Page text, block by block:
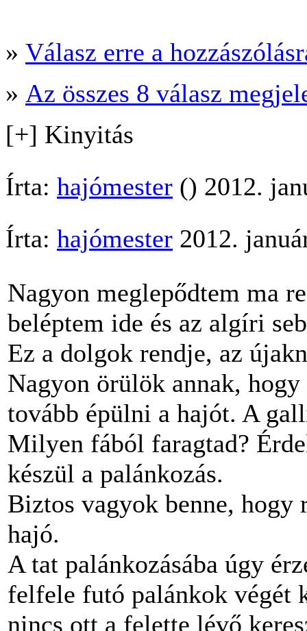
» Válasz erre a
» Az összes 8 válasz
[+] Kinyitás
Írta: hajómester () 2012.
Írta: hajómester 2012.
Nagyon meglepődtem ma
beléptem ide és az algíri
Ez a dolgok rendje, az
Nagyon örülök annak,
tovább épülni a hajót. A
Milyen fából faragtad?
készül a palánkozás.
Biztos vagyok benne, hogy
hajó.
A tat palánkozásába úgy
felfele futó palánkok végét
nincs ott a felette lévő